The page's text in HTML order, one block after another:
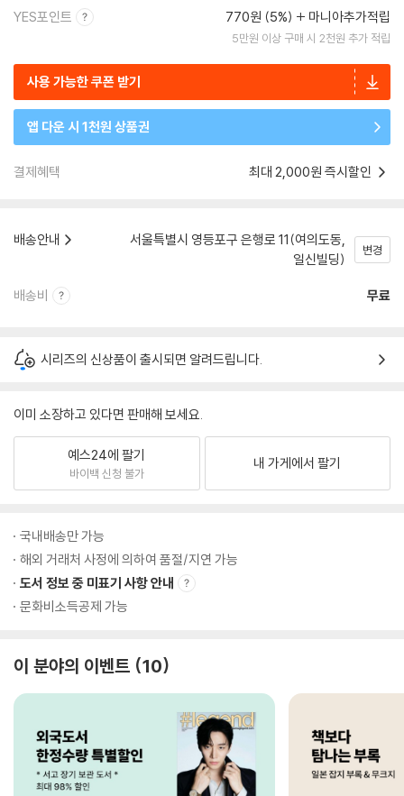
YES포인트 770원 (5%) 마니아추가적립
5만원 이상 구매 시 2천원 추가 적립
사용 가능한 쿠폰 받기
앱 다운 시 1천원 상품권
결제혜택 최대 2,000원 즉시할인
배송안내
서울특별시 영등포구 은행로 11(여의도동,
일신빌딩)
변경
배송비 무료
시리즈의 신상품이 출시되면 알려드립니다.
이미 소장하고 있다면 판매해 보세요.
예스24에 팔기
바이백 신청 불가
내 가게에서 팔기
국내배송만 가능
해외 거래처 사정에 의하여 품절/지연 가능
도서 정보 중 미표기 사항 안내
문화비소득공제 가능
이 분야의 이벤트 10